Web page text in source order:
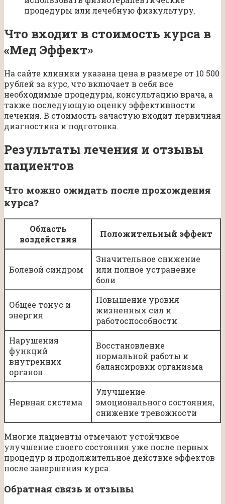
процедуры или лечебную физкультуру.
Что входит в стоимость курса в
«Мед Эффект»
На сайте клиники указана цена в размере от 10 500
рублей за курс, что включает в себя все
необходимые процедуры, консультацию врача, а
также последующую оценку эффективности
лечения. В стоимость зачастую входит первичная
диагностика и подготовка.
Результаты лечения и отзывы
пациентов
Что можно ожидать после прохождения
курса?
Область
воздействия
Положительный эффект
Болевой синдром
Значительное снижение
или полное устранение
боли
Общее тонус и
энергия
Повышение уровня
жизненных сил и
работоспособности
Нарушения
функций
внутренних
органов
Восстановление
нормальной работы и
балансировки организма
Нервная система
Улучшение
эмоционального состояния,
снижение тревожности
Многие пациенты отмечают устойчивое
улучшение своего состояния уже после первых
процедур и продолжительное действие эффектов
после завершения курса.
Обратная связь и отзывы